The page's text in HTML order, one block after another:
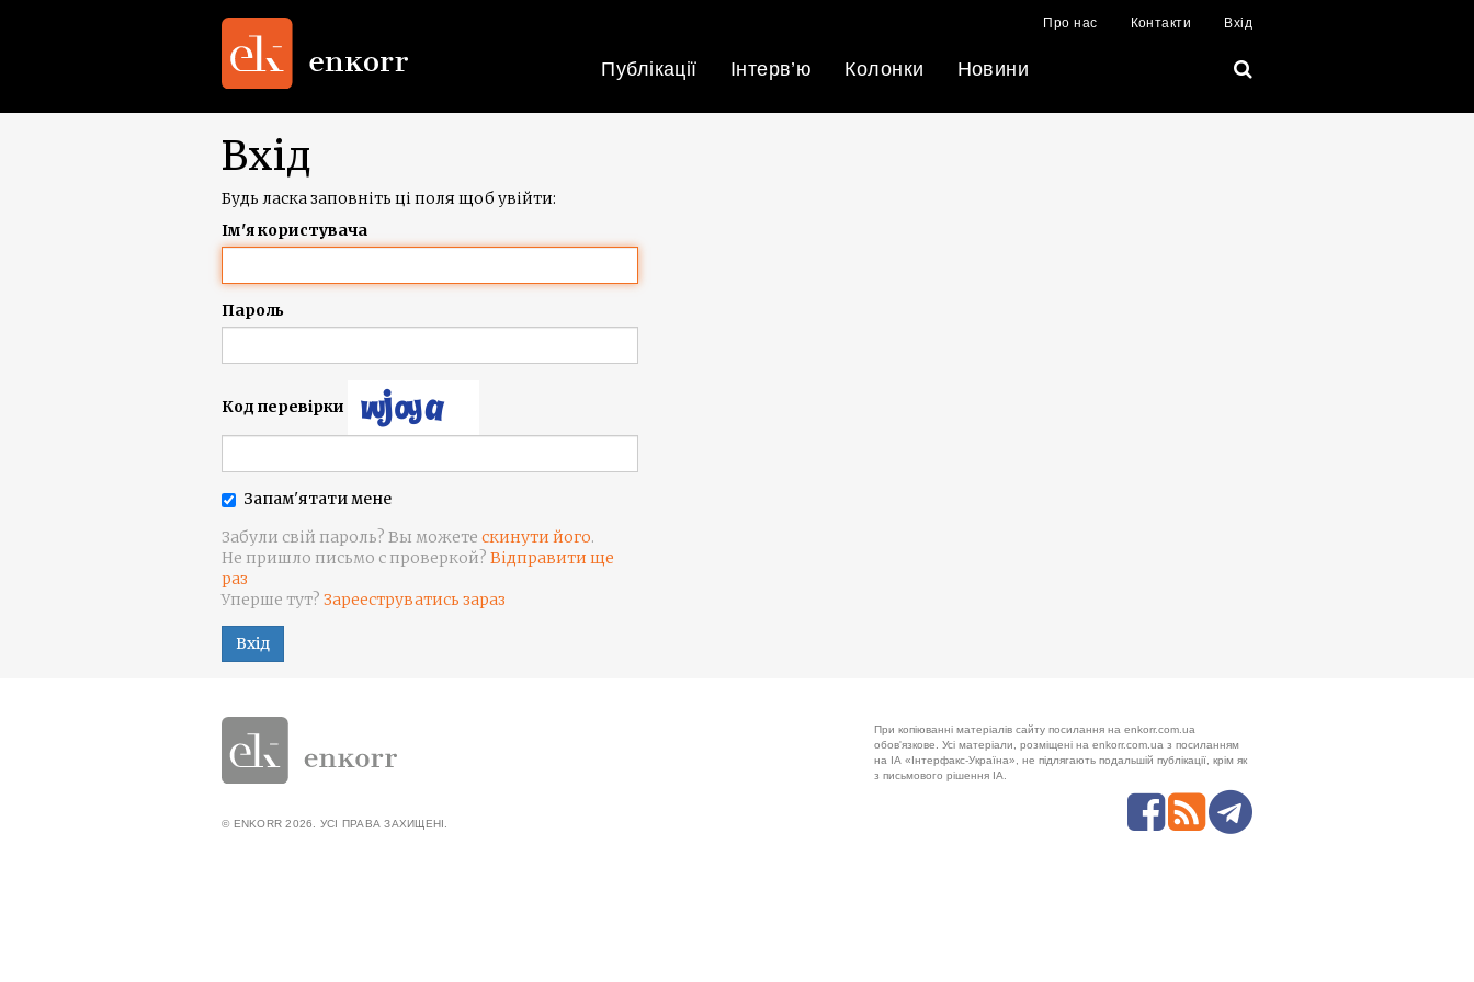
Про нас Контакти Вхід
Публікації Інтерв’ю Колонки Новини
Вхід
Будь ласка заповніть ці поля щоб увійти:
Ім'я користувача
Пароль
Код перевірки
Запам'ятати мене
Забули свій пароль? Вы можете скинути його.
Не пришло письмо с проверкой? Відправити ще
раз
Уперше тут? Зарееструватись зараз
Вхід
При копіюванні матеріалів сайту посилання на enkorr.com.ua
обов'язкове. Усі матеріали, розміщені на enkorr.com.ua з посиланням
на ІА «Інтерфакс-Україна», не підлягають подальшій публікації, крім як
з письмового рішення ІА.
© ENKORR 2026. УСІ ПРАВА ЗАХИЩЕНІ.